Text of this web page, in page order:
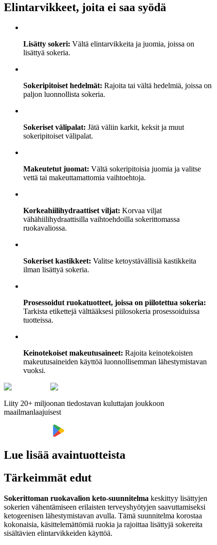
Elintarvikkeet, joita ei saa syödä
Lisätty sokeri: Vältä elintarvikkeita ja juomia, joissa on
lisättyä sokeria.
Sokeripitoiset hedelmät: Rajoita tai vältä hedelmiä, joissa on
paljon luonnollista sokeria.
Sokeriset välipalat: Jätä väliin karkit, keksit ja muut
sokeripitoiset välipalat.
Makeutetut juomat: Vältä sokeripitoisia juomia ja valitse
vettä tai makeuttamattomia vaihtoehtoja.
Korkeahiilihydraattiset viljat: Korvaa viljat
vähähiilihydraattisilla vaihtoehdoilla sokerittomassa
ruokavaliossa.
Sokeriset kastikkeet: Valitse ketoystävällisiä kastikkeita
ilman lisättyä sokeria.
Prosessoidut ruokatuotteet, joissa on piilotettua sokeria:
Tarkista etikettejä välttääksesi piilosokeria prosessoiduissa
tuotteissa.
Keinotekoiset makeutusaineet: Rajoita keinotekoisten
makeutusaineiden käyttöä luonnollisemman lähestymistavan
vuoksi.
Liity 20+ miljoonan tiedostavan kuluttajan joukkoon
maailmanlaajuisest
Lue lisää avaintuotteista
Tärkeimmät edut
Sokerittoman ruokavalion keto-suunnitelma keskittyy lisättyjen
sokerien vähentämiseen erilaisten terveyshyötyjen saavuttamiseksi
ketogeenisen lähestymistavan avulla. Tämä suunnitelma korostaa
kokonaisia, käsittelemättömiä ruokia ja rajoittaa lisättyjä sokereita
sisältävien elintarvikkeiden käyttöä.